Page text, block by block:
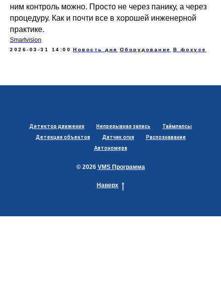
ним контроль можно. Просто не через панику, а через
процедуру. Как и почти все в хорошей инженерной
практике.
Smartvision
2026-03-31 14:00 Новость дня Оборудование В фокусе
Детектор движения Непрерывная запись
Таймлапсы
Детекция объектов
Датчик огня
Распознавание
Автономера
© 2026 VMS Программа
Наверх